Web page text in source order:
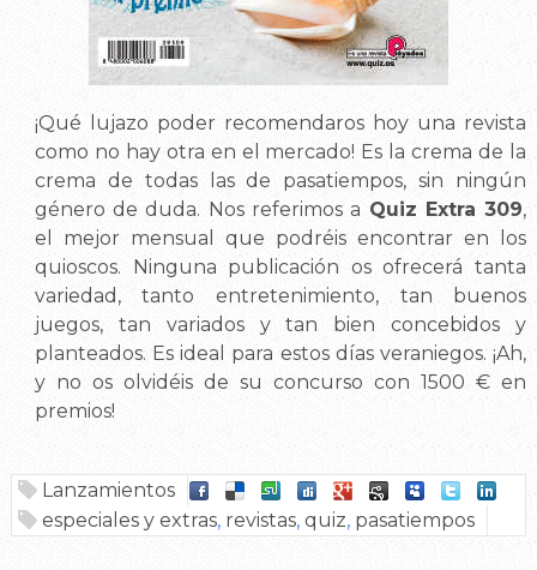
¡Qué lujazo poder recomendaros hoy una revista
como no hay otra en el mercado! Es la crema de la
crema de todas las de pasatiempos, sin ningún
género de duda. Nos referimos a Quiz Extra 309,
el mejor mensual que podréis encontrar en los
quioscos. Ninguna publicación os ofrecerá tanta
variedad, tanto entretenimiento, tan buenos
juegos, tan variados y tan bien concebidos y
planteados. Es ideal para estos días veraniegos. ¡Ah,
y no os olvidéis de su concurso con 1500 € en
premios!
Lanzamientos
especiales y extras, revistas, quiz, pasatiempos